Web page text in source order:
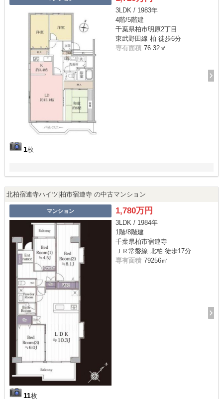
1枚
3LDK / 1983年
4階/5階建
千葉県柏市明原2丁目
東武野田線 柏 徒歩6分
専有面積 76.32㎡
北柏宿連寺ハイツ|柏市宿連寺 の中古マンション
マンション
11枚
1,780万円
3LDK / 1984年
1階/8階建
千葉県柏市宿連寺
ＪＲ常磐線 北柏 徒歩17分
専有面積 79256㎡